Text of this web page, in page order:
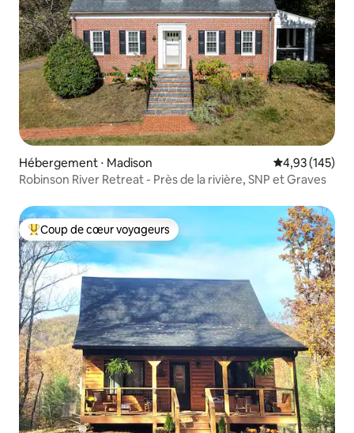
Hébergement ⋅ Madison Évaluation
4,93 (145)
Robinson River Retreat - Près de la rivière, SNP et Graves
Coups de cœur voyageurs les plus appréciés
Coup de cœur voyageurs